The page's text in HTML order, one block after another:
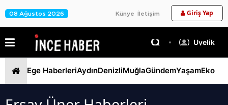
08 Ağustos 2026 Künye İletişim Giriş Yap
Üyelik
Ege HaberleriAydınDenizliMuğlaGündemYaşam